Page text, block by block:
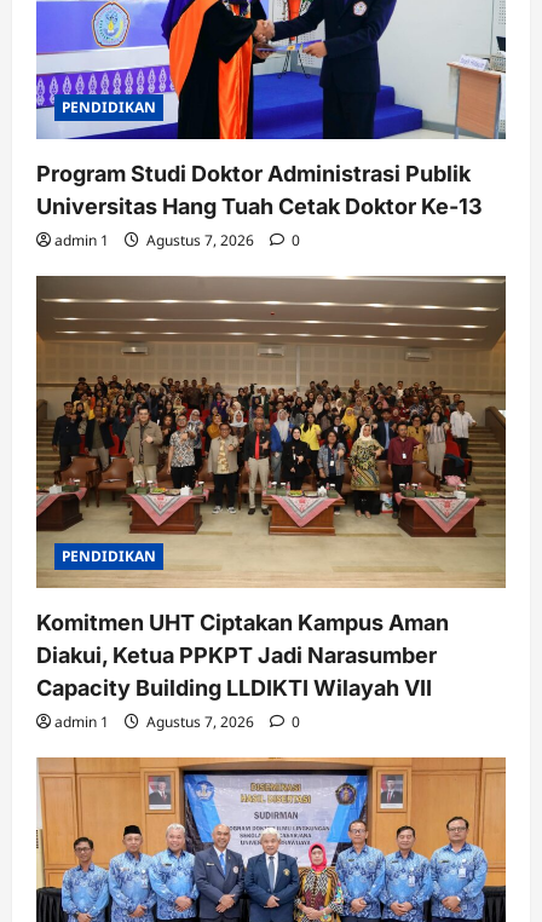
PENDIDIKAN
Program Studi Doktor Administrasi Publik
Universitas Hang Tuah Cetak Doktor Ke-13
admin 1 Agustus 7, 2026 0
PENDIDIKAN
Komitmen UHT Ciptakan Kampus Aman
Diakui, Ketua PPKPT Jadi Narasumber
Capacity Building LLDIKTI Wilayah VII
admin 1 Agustus 7, 2026 0